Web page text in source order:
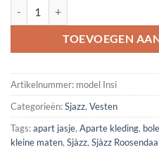
TOEVOEGEN
Artikelnummer: model Insi
Categorieën:Sjazz, Vesten
Tags:apart jasje, Aparte kleding,
kleine maten, Sjàzz, Sjàzz